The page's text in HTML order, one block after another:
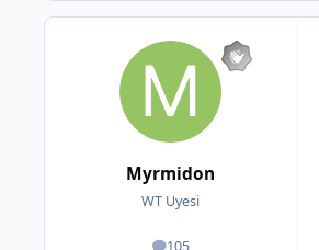
Myrmidon
WT Uyesi
105